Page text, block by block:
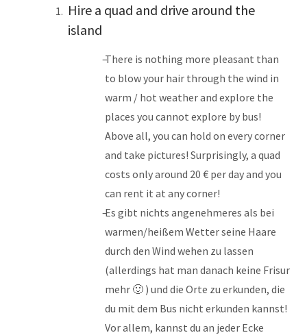
Hire a quad and drive around the
island
There is nothing more pleasant than
to blow your hair through the wind in
warm / hot weather and explore the
places you cannot explore by bus!
Above all, you can hold on every corner
and take pictures! Surprisingly, a quad
costs only around 20 € per day and you
can rent it at any corner!
Es gibt nichts angenehmeres als bei
warmen/heißem Wetter seine Haare
durch den Wind wehen zu lassen
(allerdings hat man danach keine Frisur
mehr 🙂 ) und die Orte zu erkunden, die
du mit dem Bus nicht erkunden kannst!
Vor allem, kannst du an jeder Ecke